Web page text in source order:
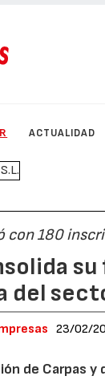
ACTUALIDAD
con 180
del
23/02/
de Carpas